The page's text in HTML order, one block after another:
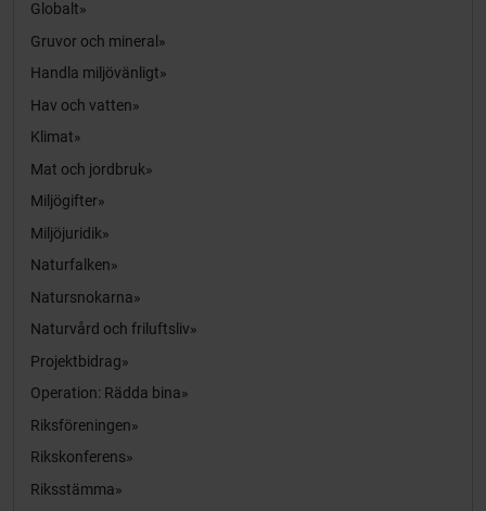
Globalt
Gruvor och mineral
Handla miljövänligt
Hav och vatten
Klimat
Mat och jordbruk
Miljögifter
Miljöjuridik
Naturfalken
Natursnokarna
Naturvård och friluftsliv
Projektbidrag
Operation: Rädda bina
Riksföreningen
Rikskonferens
Riksstämma